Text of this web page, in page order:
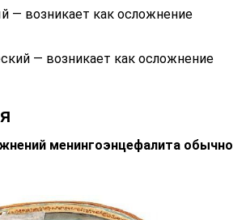
— возникает как осложнение
— возникает как осложнение
менингоэнцефалита обычно